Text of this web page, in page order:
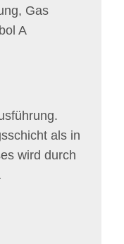
Gas
A
als in
wird durch